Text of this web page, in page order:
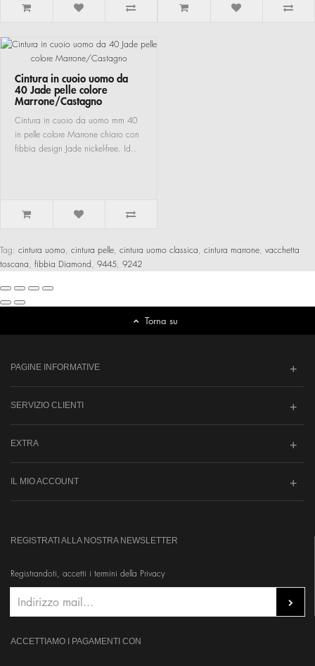
Cintura in cuoio uomo da
40 Jade pelle colore
Marrone/Castagno
Cintura in cuoio da uomo mm 40
in pelle colore Marrone chiaro con
fibbia design Jade nickel-free. Id..
Tag: cintura uomo, cintura pelle, cintura uomo classica, cintura marrone, vacchetta
toscana, fibbia Diamond, 9445, 9242
Torna su
PAGINE INFORMATIVE
SERVIZIO CLIENTI
EXTRA
IL MIO ACCOUNT
REGISTRATI ALLA NOSTRA NEWSLETTER
Registrandoti, accetti i termini della Privacy
ACCETTIAMO I PAGAMENTI CON